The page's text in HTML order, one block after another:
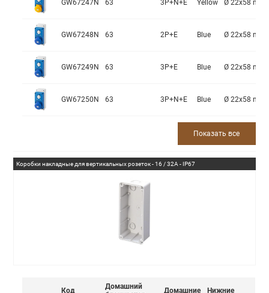
GW67247N 63 3P+N+E Yellow Ø 22x58 mm
GW67248N 63 2P+E Blue Ø 22x58 mm
GW67249N 63 3P+E Blue Ø 22x58 mm
GW67250N 63 3P+N+E Blue Ø 22x58 mm
Показать все
Коробки накладные для вертикальных розеток - 16 / 32A - IP67
Код
Домашний
Домашние
Нижние